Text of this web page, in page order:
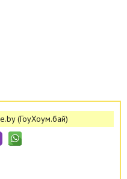
доступности кафе,
бытовой техникой.
и лицам не
не беспокоить.
человек
в квартире без
установлена камера
(ГоуХоум.бай)